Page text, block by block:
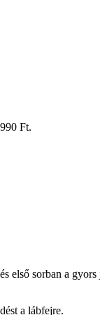
Ft.
sorban a
a lábfejre.